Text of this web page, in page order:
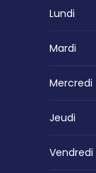
Lundi
Mardi
Mercredi
Jeudi
Vendredi